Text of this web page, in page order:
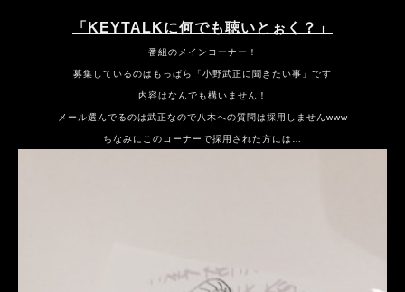
「KEYTALKに何でも聴いとぉく？」
番組のメインコーナー！
募集しているのはもっぱら「小野武正に聞きたい事」です
内容はなんでも構いません！
メール選んでるのは武正なので八木への質問は採用しませんwww
ちなみにこのコーナーで採用された方には…